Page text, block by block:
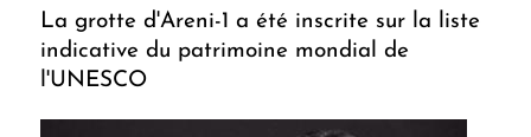
La grotte d'Areni-1 a été inscrite sur la liste
indicative du patrimoine mondial de
l'UNESCO